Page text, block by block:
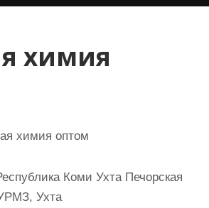
химия
химия оптом
Коми Ухта Печорская
Ухта